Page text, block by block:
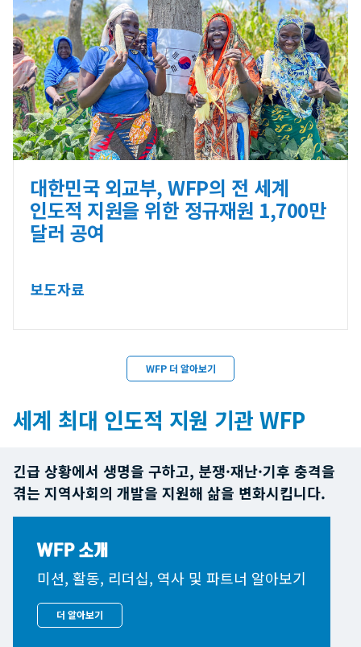
대한민국 외교부, WFP의 전 세계
인도적 지원을 위한 정규재원 1,700만
달러 공여
보도자료
WFP 더 알아보기
세계 최대 인도적 지원 기관 WFP
긴급 상황에서 생명을 구하고, 분쟁·재난·기후 충격을
겪는 지역사회의 개발을 지원해 삶을 변화시킵니다.
WFP 소개
미션, 활동, 리더십, 역사 및 파트너 알아보기
더 알아보기